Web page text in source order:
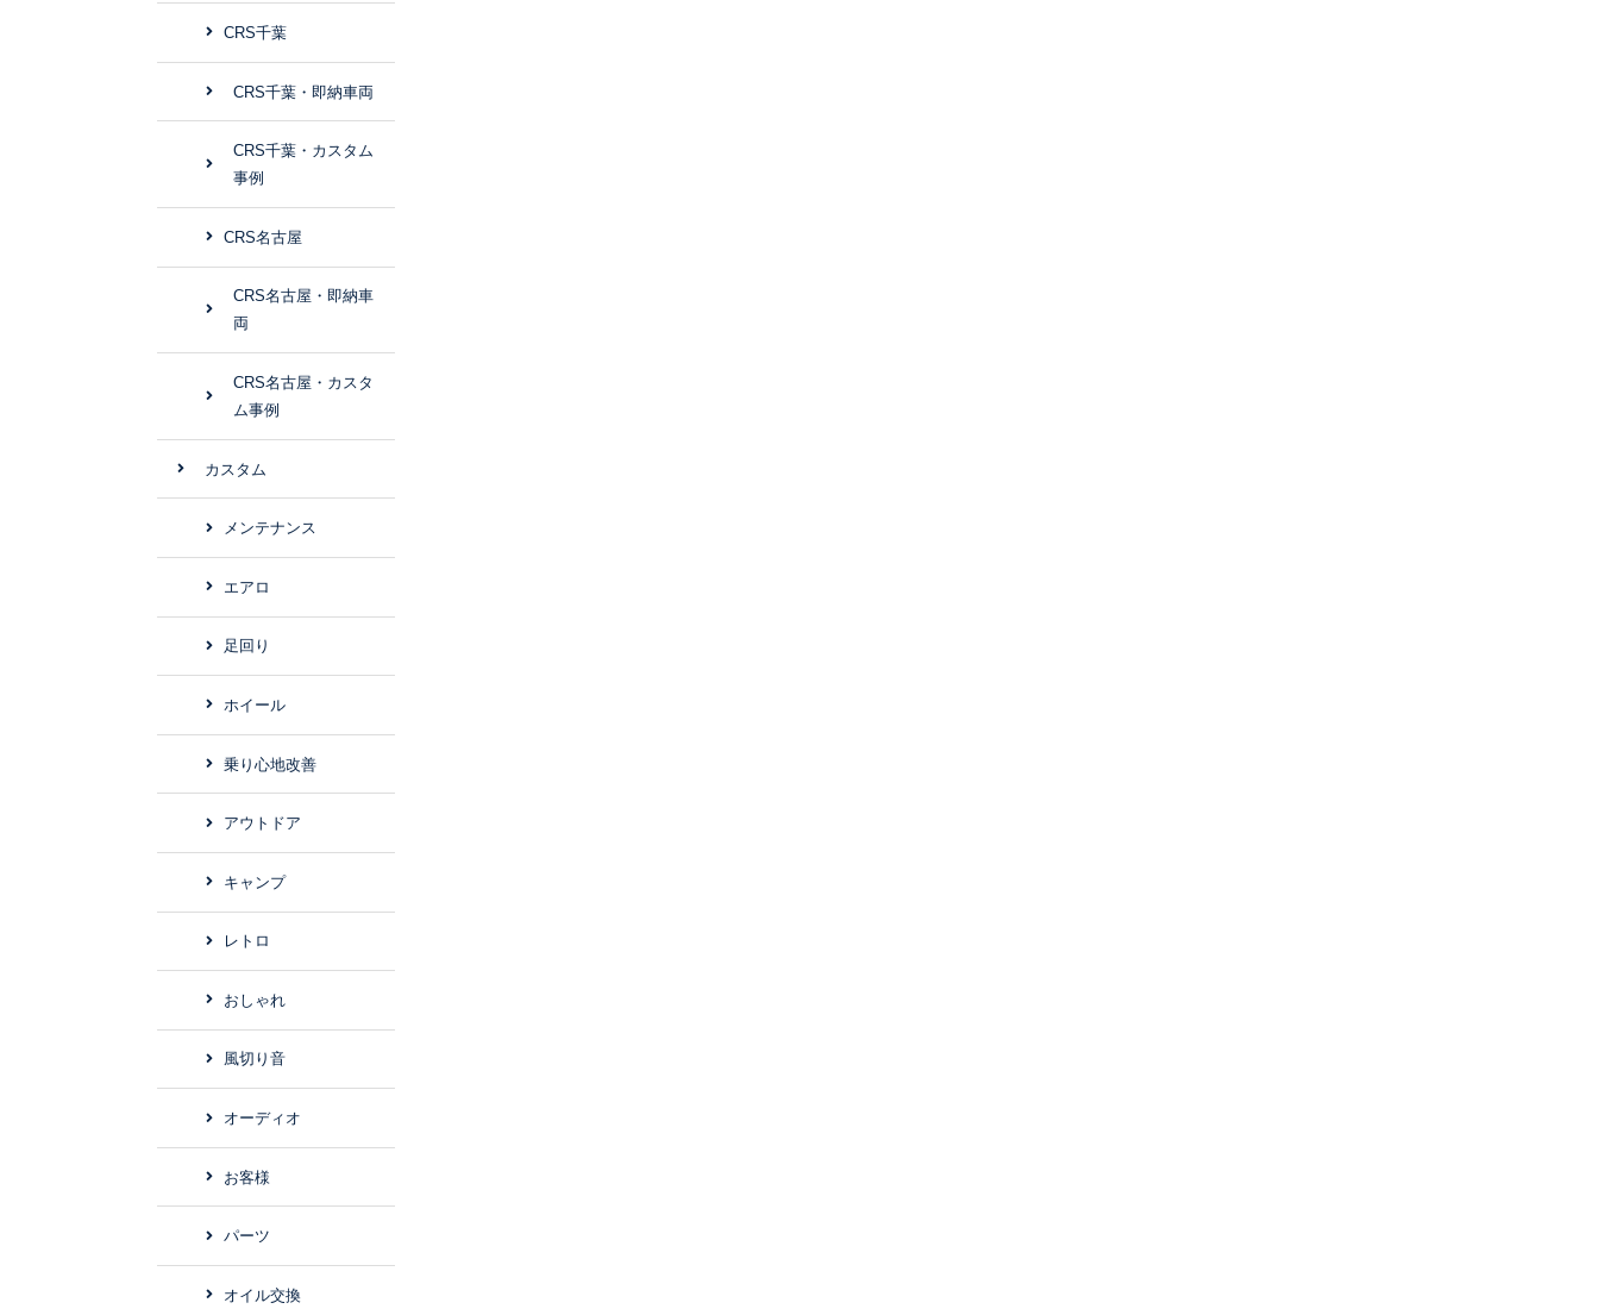
CRS千葉
CRS千葉・即納車両
CRS千葉・カスタム
事例
CRS名古屋
CRS名古屋・即納車
両
CRS名古屋・カスタ
ム事例
カスタム
メンテナンス
エアロ
足回り
ホイール
乗り心地改善
アウトドア
キャンプ
レトロ
おしゃれ
風切り音
オーディオ
お客様
パーツ
オイル交換